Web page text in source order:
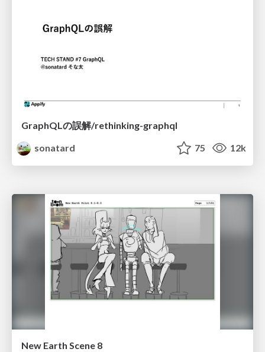
GraphQLの誤解/rethinking-graphql
sonatard
75 12k
New Earth Scene 8